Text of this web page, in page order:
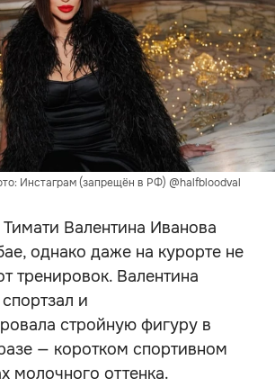
Инстаграм (запрещён в РФ) @halfbloodval
Валентина Иванова
однако даже на курорте не
тренировок. Валентина
и
стройную фигуру в
— коротком спортивном
молочного оттенка.